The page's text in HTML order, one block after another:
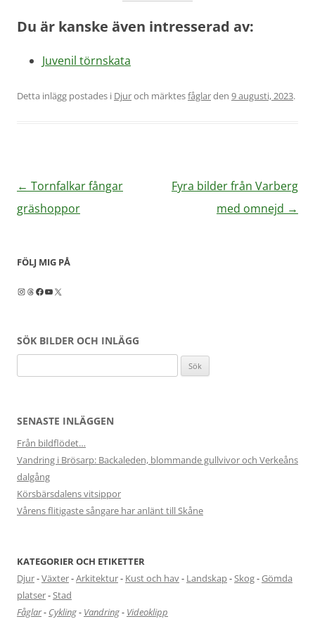
Du är kanske även intresserad av:
Juvenil törnskata
Detta inlägg postades i Djuroch märktesfåglarden 9 augusti, 2023.
Inläggsnavigering
← Tornfalkar fångar
gräshoppor
Fyra bilder från Varberg
med omnejd →
FÖLJ MIG PÅ
Instagram
Threads
Facebook
YouTube
X
SÖK BILDER OCH INLÄGG
efter:
SENASTE INLÄGGEN
Från bildflödet…
Vandring i Brösarp: Backaleden, blommande gullvivor och Verkeåns
dalgång
Körsbärsdalens vitsippor
Vårens flitigaste sångare har anlänt till Skåne
KATEGORIER OCH ETIKETTER
Djur-Växter-Arkitektur- Kust och hav- Landskap-Skog-Gömda
platser-Stad
Fåglar- Cykling- Vandring- Videoklipp